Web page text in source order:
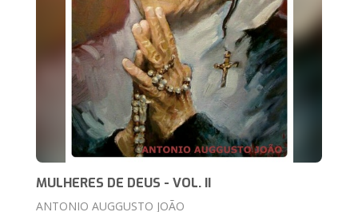
MULHERES DE DEUS - VOL. II
ANTONIO AUGGUSTO JOÃO